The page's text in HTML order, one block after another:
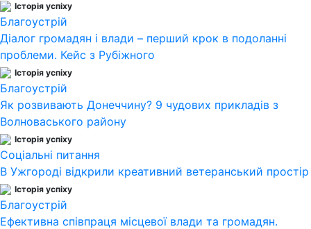
Історія успіху
Благоустрій
Діалог громадян і влади – перший крок в подоланні
проблеми. Кейс з Рубіжного
Історія успіху
Благоустрій
Як розвивають Донеччину? 9 чудових прикладів з
Волноваського району
Історія успіху
Соціальні питання
В Ужгороді відкрили креативний ветеранський простір
Історія успіху
Благоустрій
Ефективна співпраця місцевої влади та громадян.